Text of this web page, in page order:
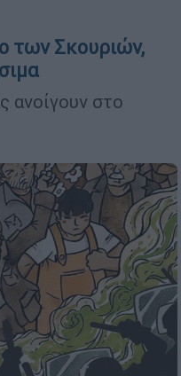
των Σκουριών,
ανοίγουν στο